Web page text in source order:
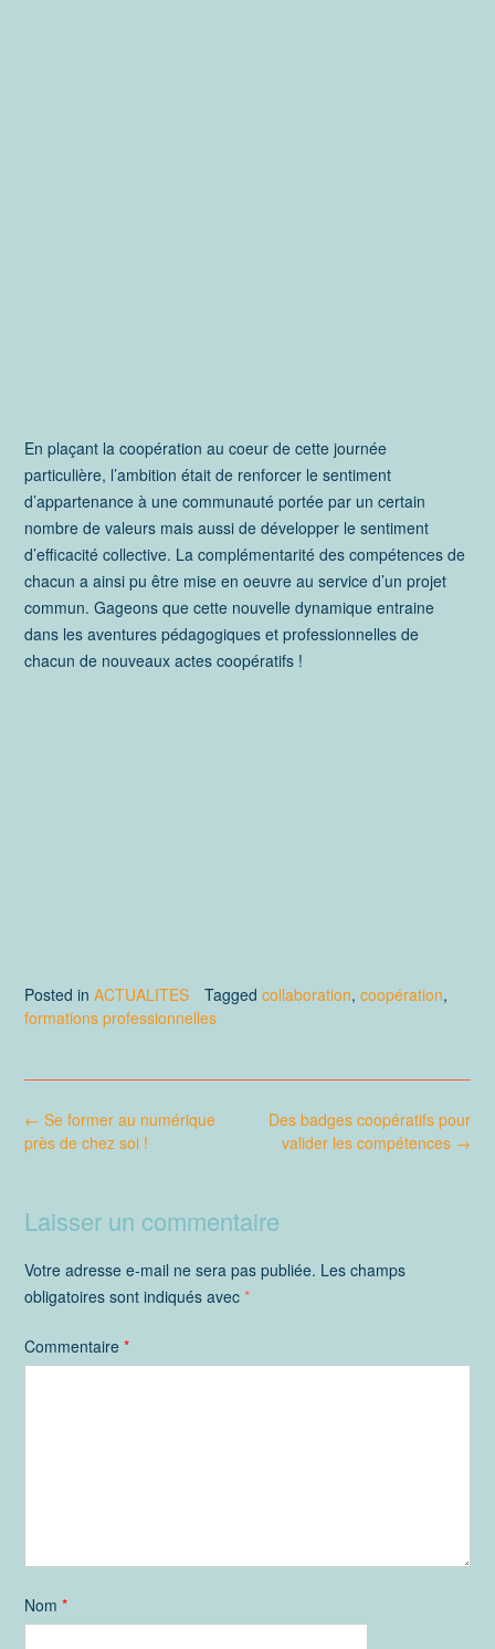
En plaçant la coopération au coeur de cette journée
particulière, l’ambition était de renforcer le sentiment
d’appartenance à une communauté portée par un certain
nombre de valeurs mais aussi de développer le sentiment
d’efficacité collective. La complémentarité des compétences de
chacun a ainsi pu être mise en oeuvre au service d’un projet
commun. Gageons que cette nouvelle dynamique entraine
dans les aventures pédagogiques et professionnelles de
chacun de nouveaux actes coopératifs !
Posted in ACTUALITES Tagged collaboration, coopération,
formations professionnelles
Post
navigation
Des badges coopératifs pour
valider les compétences →
← Se former au numérique
près de chez soi !
Laisser un commentaire
Votre adresse e-mail ne sera pas publiée. Les champs
obligatoires sont indiqués avec *
Commentaire *
Nom *